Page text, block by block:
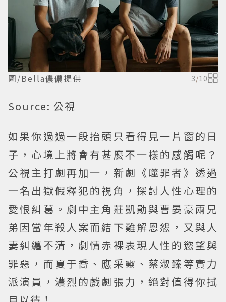
圖/Bella儂儂提供 3/10
Source: 公視
如果你過過一段抬頭只看得見一片窗的日
子，心境上將會有甚麼不一樣的感觸呢？
公視主打劇再加一，新劇《噬罪者》透過
一名出獄假釋犯的視角，探討人性心理的
愛恨糾葛。劇中主角莊凱勛與曹晏豪兩兄
弟因當年殺人案而結下難解恩怨，又與人
妻糾纏不清，劇情赤裸表現人性的慾望與
罪惡，而夏于喬、應采靈、蔡淑臻等實力
派演員，濃烈的戲劇張力，絕對值得你拭